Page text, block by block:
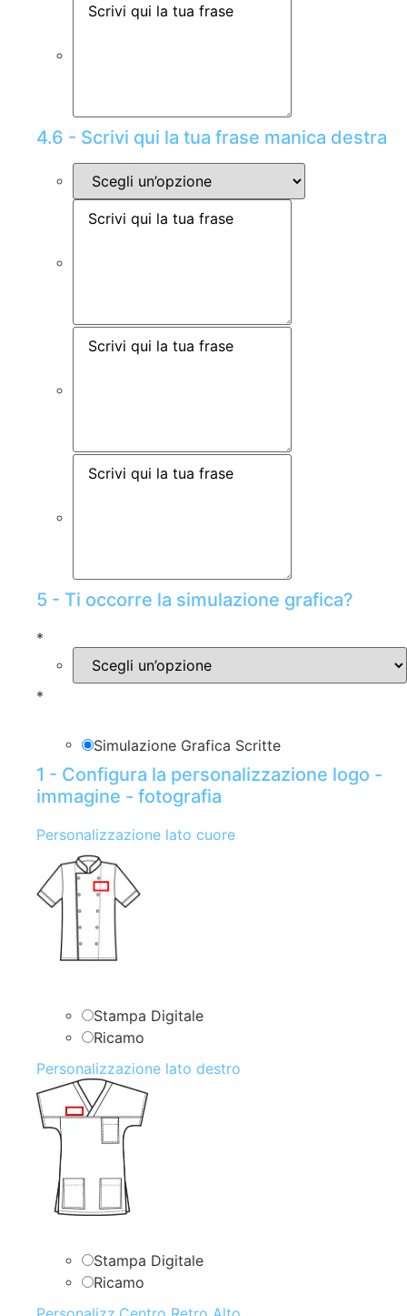
4.6 - Scrivi qui la tua frase manica destra
5 - Ti occorre la simulazione grafica?
*
*
Simulazione Grafica Scritte
1 - Configura la personalizzazione logo -
immagine - fotografia
Personalizzazione lato cuore
Stampa Digitale
Ricamo
Personalizzazione lato destro
Stampa Digitale
Ricamo